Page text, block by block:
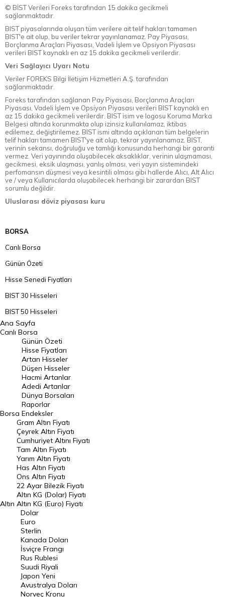
© BİST Verileri Foreks tarafından 15 dakika gecikmeli
sağlanmaktadır.
BIST piyasalarında oluşan tüm verilere ait telif hakları tamamen
BIST'e ait olup, bu veriler tekrar yayınlanamaz. Pay Piyasası,
Borçlanma Araçları Piyasası, Vadeli İşlem ve Opsiyon Piyasası
verileri BIST kaynaklı en az 15 dakika gecikmeli verilerdir.
Veri Sağlayıcı Uyarı Notu
Veriler FOREKS Bilgi İletişim Hizmetleri A.Ş. tarafından
sağlanmaktadır.
Foreks tarafından sağlanan Pay Piyasası, Borçlanma Araçları
Piyasası, Vadeli İşlem ve Opsiyon Piyasası verileri BIST kaynaklı en
az 15 dakika gecikmeli verilerdir. BIST isim ve logosu Koruma Marka
Belgesi altında korunmakta olup izinsiz kullanılamaz, iktibas
edilemez, değiştirilemez. BIST ismi altında açıklanan tüm belgelerin
telif hakları tamamen BIST'ye ait olup, tekrar yayınlanamaz. BIST,
verinin sekansı, doğruluğu ve tamlığı konusunda herhangi bir garanti
vermez. Veri yayınında oluşabilecek aksaklıklar, verinin ulaşmaması,
gecikmesi, eksik ulaşması, yanlış olması, veri yayın sistemindeki
perfomansın düşmesi veya kesintili olması gibi hallerde Alıcı, Alt Alıcı
ve / veya Kullanıcılarda oluşabilecek herhangi bir zarardan BIST
sorumlu değildir.
Uluslarası döviz piyasası kuru
BORSA
Canlı Borsa
Günün Özeti
Hisse Senedi Fiyatları
BIST 30 Hisseleri
BIST 50 Hisseleri
BIST 100 Hisseleri
En Çok Artan Hisseler
En Çok Düşen Hisseler
Hacmi Artanlar
Geçmiş Kapanışlar
Dünya Borsaları
Raporlar
Endeksler
DÖVİZ
Döviz Kuru
Dolar Kuru
Euro Kuru
Pound Kuru
Frank Kuru
Riyal Kuru
Avustralya Doları
Danimarka Kronu Kuru
Ana Sayfa
Canlı Borsa
Borsa
Günün Özeti
Hisse Fiyatları
Artan Hisseler
Düşen Hisseler
Hacmi Artanlar
Adedi Artanlar
Dünya Borsaları
Raporlar
Endeksler
Altın
Gram Altın Fiyatı
Çeyrek Altın Fiyatı
Cumhuriyet Altını Fiyatı
Tam Altın Fiyatı
Yarım Altın Fiyatı
Has Altın Fiyatı
Ons Altın Fiyatı
22 Ayar Bilezik Fiyatı
Altın KG (Dolar) Fiyatı
Altın KG (Euro) Fiyatı
Dolar
Euro
Sterlin
Kanada Doları
İsviçre Frangı
Rus Rublesi
Suudi Riyali
Japon Yeni
Avustralya Doları
Norveç Kronu